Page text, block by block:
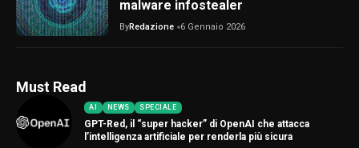
malware infostealer
ByRedazione 6 Gennaio 2026
Must Read
AI NEWS SPECIALE
GPT-Red, il “super hacker” di OpenAI che attacca
l’intelligenza artificiale per renderla più sicura